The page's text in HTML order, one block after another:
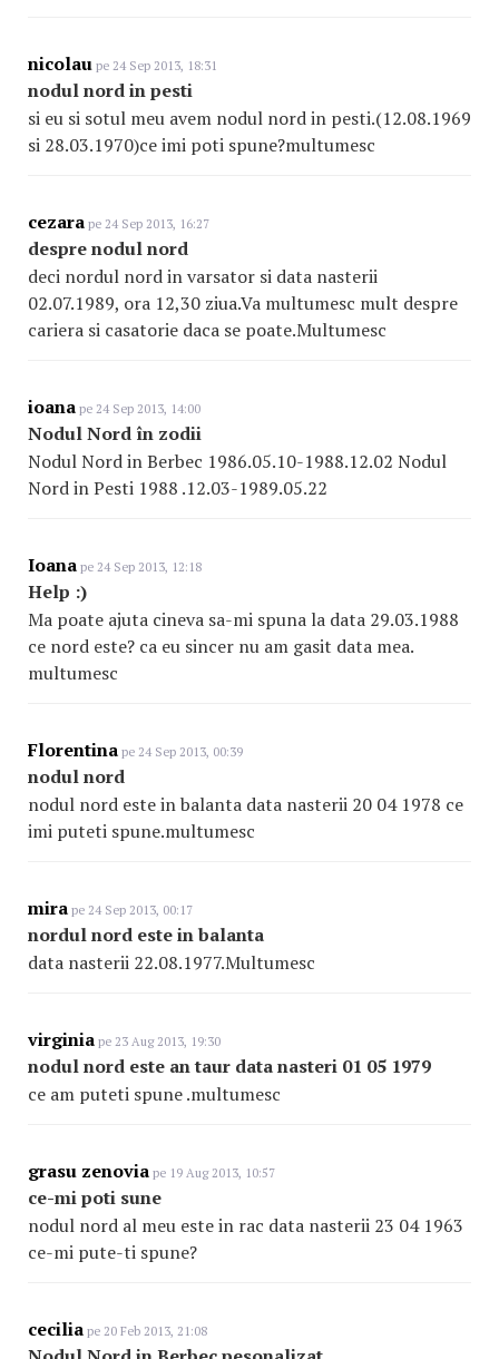
nicolau pe 24 Sep 2013, 18:31
nodul nord in pesti
si eu si sotul meu avem nodul nord in pesti.(12.08.1969
si 28.03.1970)ce imi poti spune?multumesc
cezara pe 24 Sep 2013, 16:27
despre nodul nord
deci nordul nord in varsator si data nasterii
02.07.1989, ora 12,30 ziua.Va multumesc mult despre
cariera si casatorie daca se poate.Multumesc
ioana pe 24 Sep 2013, 14:00
Nodul Nord în zodii
Nodul Nord in Berbec 1986.05.10-1988.12.02 Nodul
Nord in Pesti 1988 .12.03-1989.05.22
Ioana pe 24 Sep 2013, 12:18
Help :)
Ma poate ajuta cineva sa-mi spuna la data 29.03.1988
ce nord este? ca eu sincer nu am gasit data mea.
multumesc
Florentina pe 24 Sep 2013, 00:39
nodul nord
nodul nord este in balanta data nasterii 20 04 1978 ce
imi puteti spune.multumesc
mira pe 24 Sep 2013, 00:17
nordul nord este in balanta
data nasterii 22.08.1977.Multumesc
virginia pe 23 Aug 2013, 19:30
nodul nord este an taur data nasteri 01 05 1979
ce am puteti spune .multumesc
grasu zenovia pe 19 Aug 2013, 10:57
ce-mi poti sune
nodul nord al meu este in rac data nasterii 23 04 1963
ce-mi pute-ti spune?
cecilia pe 20 Feb 2013, 21:08